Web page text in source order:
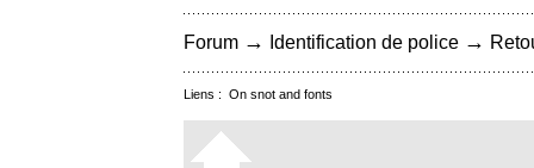
Forum → Identification de police →
Liens : On snot and fonts